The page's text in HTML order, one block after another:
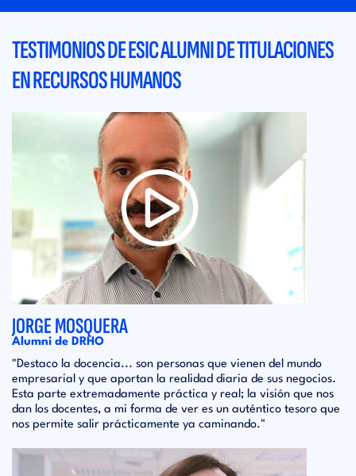
TESTIMONIOS DE ESIC ALUMNI DE TITULACIONES
EN RECURSOS HUMANOS
JORGE MOSQUERA
Alumni de DRHO
"Destaco la docencia... son personas que vienen del mundo
empresarial y que aportan la realidad diaria de sus negocios.
Esta parte extremadamente práctica y real; la visión que nos
dan los docentes, a mi forma de ver es un auténtico tesoro que
nos permite salir prácticamente ya caminando."